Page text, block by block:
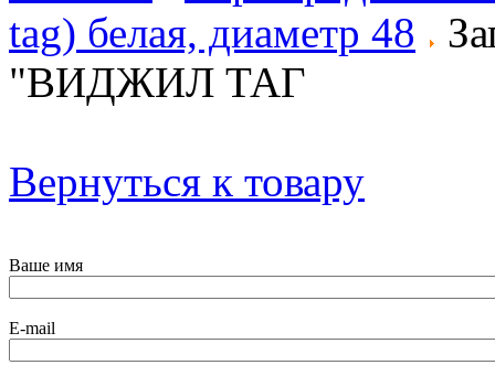
tag) белая, диаметр 48
"ВИДЖИЛ ТАГ
Вернуться к товару
Ваше имя
E-mail